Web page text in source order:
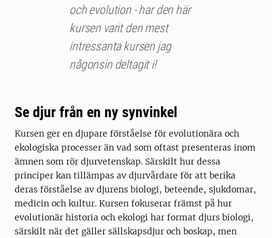
och evolution - har den här
kursen varit den mest
intressanta kursen jag
någonsin deltagit i!
Se djur från en ny synvinkel
Kursen ger en djupare förståelse för evolutionära och
ekologiska processer än vad som oftast presenteras inom
ämnen som rör djurvetenskap. Särskilt hur dessa
principer kan tillämpas av djurvårdare för att berika
deras förståelse av djurens biologi, beteende, sjukdomar,
medicin och kultur. Kursen fokuserar främst på hur
evolutionär historia och ekologi har format djurs biologi,
särskilt när det gäller sällskapsdjur och boskap, men